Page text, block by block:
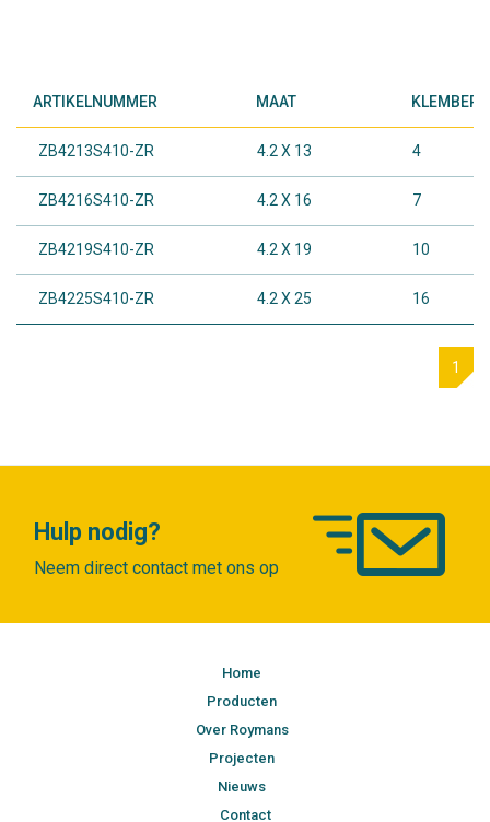
ARTIKELNUMMER MAAT
ZB4213S410-ZR 4.2 X 13 4
ZB4216S410-ZR 4.2 X 16 7
ZB4219S410-ZR 4.2 X 19 10
ZB4225S410-ZR 4.2 X 25 16
1
Hulp nodig?
Neem direct contact met ons op
Home
Producten
Over Roymans
Projecten
Nieuws
Contact